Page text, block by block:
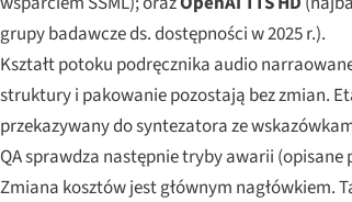
grupy badawcze ds. dostępności w 2025 r.).
Kształt potoku podręcznika audio
struktury i pakowanie pozostają bez zmian.
przekazywany do syntezatora ze
QA sprawdza następnie tryby awarii
Zmiana kosztów jest głównym nagłówkiem.